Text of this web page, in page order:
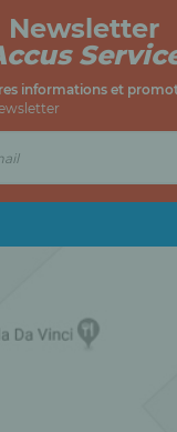
Newsletter
informations et